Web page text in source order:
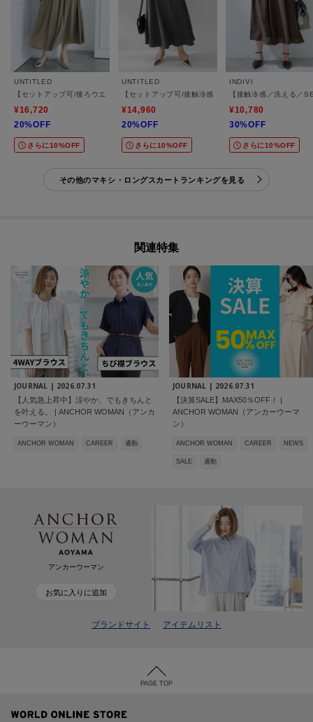
UNTITLED
【セットアップ可/後ろウエストゴム/光沢感】ローンフレアスカート
¥16,720
20%OFF
さらに10%OFF
UNTITLED
【セットアップ可/接触冷感/遮熱】リラクシーフレアス
¥14,960
20%OFF
さらに10%OFF
INDIVI
【接触冷感／洗える／
¥10,780
30%OFF
さらに10%OFF
その他のマキシ・ロングスカートランキングを見る
関連特集
JOURNAL | 2026.07.31
【人気急上昇中】涼やか、でもきちんと
を叶える。 | ANCHOR WOMAN（アンカ
ーウーマン）
ANCHOR WOMAN CAREER 通勤
JOURNAL | 2026.07.31
【決算SALE】MAX50％OFF！ |
ANCHOR WOMAN（アンカーウーマ
ン）
ANCHOR WOMAN CAREER NEWS
SALE 通勤
アンカーウーマン
お気に入りに追加
ブランドサイト アイテムリスト
PAGE TOP